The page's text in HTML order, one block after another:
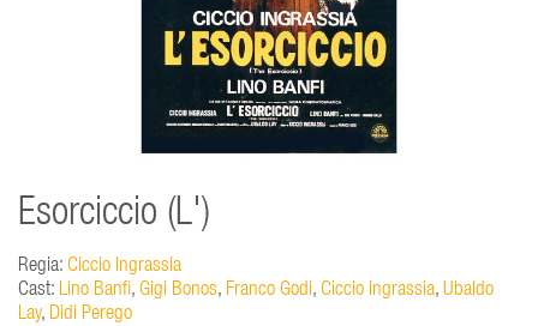
Esorciccio (L')
Regia: Ciccio Ingrassia
Cast: Lino Banfi, Gigi Bonos, Franco Godi, Ciccio Ingrassia, Ubaldo
Lay, Didi Perego